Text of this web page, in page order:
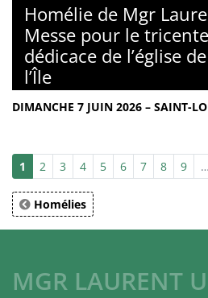
Homélie de Mgr
Messe pour le
dédicace de l’église
l’Île
DIMANCHE 7 JUIN 2026 – SAINT-
1 2 3 4 5 6 7 8 9 …
Homélies
MGR LAURENT